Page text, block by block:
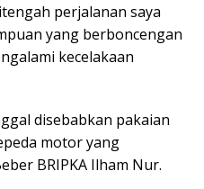
perjalanan saya
yang berboncengan
kecelakaan
disebabkan pakaian
motor yang
BRIPKA Ilham Nur.